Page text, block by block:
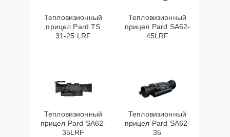
Тепловизионный
прицел Pard TS
31-25 LRF
Тепловизионный
прицел Pard SA62-
45LRF
Тепловизионный
прицел Pard SA62-
35LRF
Тепловизионный
прицел Pard SA62-
35